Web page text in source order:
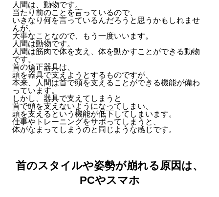
人間は、動物です。
当たり前のことを言っているので、
いきなり何を言っているんだろうと思うかもしれませ
んが、
大事なことなので、もう一度いいます。
人間は動物です。
人間は筋肉で体を支え、体を動かすことができる動物
です。
首の矯正器具は、
頭を器具で支えようとするものですが、
本来、人間は首で頭を支えることができる機能が備わ
っています。
しかし、器具で支えてしまうと
首で頭を支えないようになってしまい、
頭を支えるという機能が低下してしまいます。
仕事やトレーニングをサボってしまうと、
体がなまってしまうのと同じような感じです。
首のスタイルや姿勢が崩れる原因は、
PCやスマホ